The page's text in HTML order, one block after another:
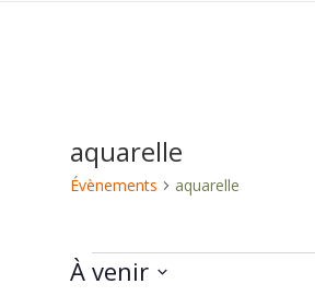
aquarelle
Évènements aquarelle
Évènements
À venir